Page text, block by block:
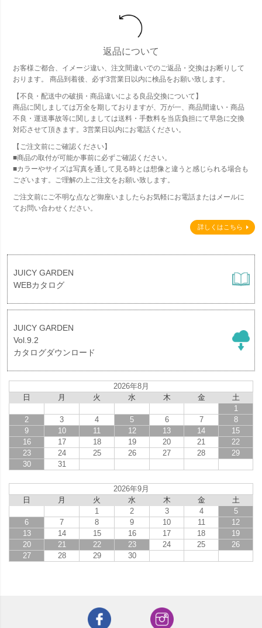
返品について
お客様ご都合、イメージ違い、注文間違いでのご返品・交換はお断りして
おります。 商品到着後、必ず3営業日以内に検品をお願い致します。
【不良・配送中の破損・商品違いによる良品交換について】
商品に関しましては万全を期しておりますが、万が一、商品間違い・商品
不良・運送事故等に関しましては送料・手数料を当店負担にて早急に交換
対応させて頂きます。3営業日以内にお電話ください。
【ご注文前にご確認ください】
■商品の取付が可能か事前に必ずご確認ください。
■カラーやサイズは写真を通して見る時とは想像と違うと感じられる場合も
ございます。ご理解の上ご注文をお願い致します。
ご注文前にご不明な点など御座いましたらお気軽にお電話またはメールに
てお問い合わせください。
詳しくはこちら
JUICY GARDEN
WEBカタログ
JUICY GARDEN
Vol.9.2
カタログダウンロード
2026年8月
日
月 火 水 木 金
土
1
2
3 4 5 6 7
8
9
10 11 12 13 14
15
16
17 18 19 20 21
22
23
24 25 26 27 28
29
30
31
2026年9月
日
月 火 水 木 金
土
1
2 3 4
5
6
7 8 9 10 11
12
13
14 15 16 17 18
19
20
21 22 23 24 25
26
27
28 29 30